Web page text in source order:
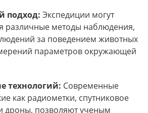
подход: Экспедиции могут
различные методы наблюдения,
за поведением животных
параметров окружающей
технологий: Современные
как радиометки, спутниковое
дроны, позволяют ученым